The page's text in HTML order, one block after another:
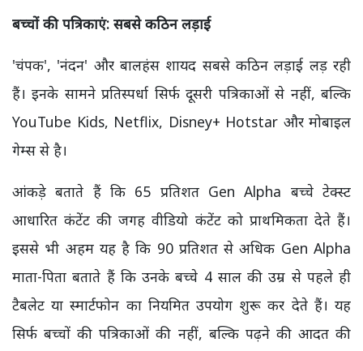
बच्चों की पत्रिकाएं: सबसे कठिन लड़ाई
'चंपक', 'नंदन' और बालहंस शायद सबसे कठिन लड़ाई लड़ रही
हैं। इनके सामने प्रतिस्पर्धा सिर्फ दूसरी पत्रिकाओं से नहीं, बल्कि
YouTube Kids, Netflix, Disney+ Hotstar और मोबाइल
गेम्स से है।
आंकड़े बताते हैं कि 65 प्रतिशत Gen Alpha बच्चे टेक्स्ट
आधारित कंटेंट की जगह वीडियो कंटेंट को प्राथमिकता देते हैं।
इससे भी अहम यह है कि 90 प्रतिशत से अधिक Gen Alpha
माता-पिता बताते हैं कि उनके बच्चे 4 साल की उम्र से पहले ही
टैबलेट या स्मार्टफोन का नियमित उपयोग शुरू कर देते हैं। यह
सिर्फ बच्चों की पत्रिकाओं की नहीं, बल्कि पढ़ने की आदत की